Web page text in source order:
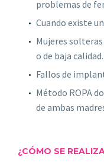
problemas de
Cuando existe
Mujeres
o de baja calidad.
Fallos de
Método ROPA
de ambas
¿CÓMO SE